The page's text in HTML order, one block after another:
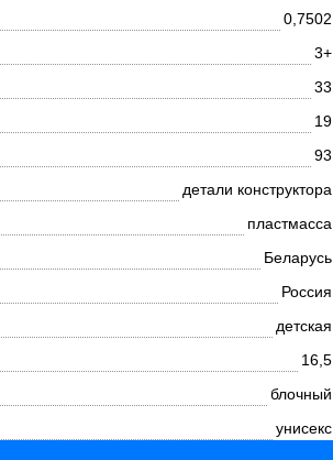
0,7502
3+
33
19
93
детали конструктора
пластмасса
Беларусь
Россия
детская
16,5
блочный
унисекс